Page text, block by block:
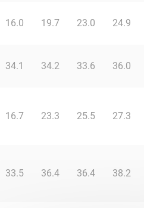
16.0 19.7 23.0 24.9
34.1 34.2 33.6 36.0
16.7 23.3 25.5 27.3
33.5 36.4 36.4 38.2